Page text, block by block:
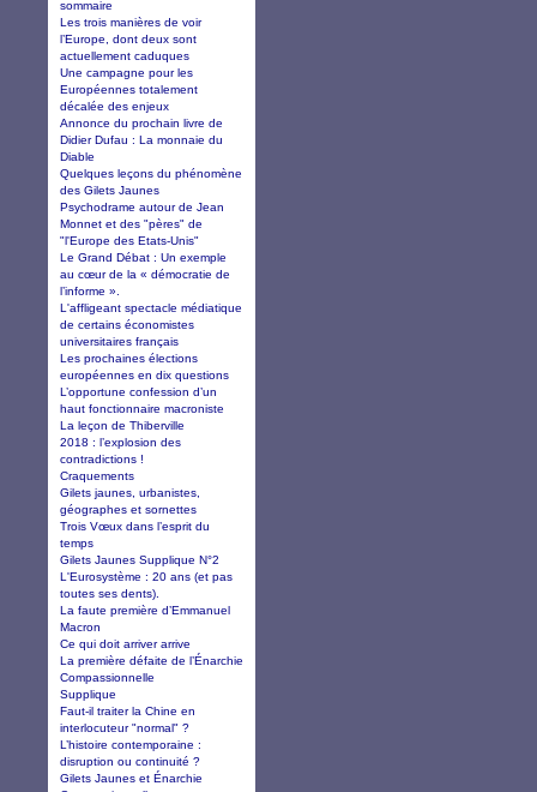
sommaire
Les trois manières de voir
l’Europe, dont deux sont
actuellement caduques
Une campagne pour les
Européennes totalement
décalée des enjeux
Annonce du prochain livre de
Didier Dufau : La monnaie du
Diable
Quelques leçons du phénomène
des Gilets Jaunes
Psychodrame autour de Jean
Monnet et des "pères" de
"l'Europe des Etats-Unis"
Le Grand Débat : Un exemple
au cœur de la « démocratie de
l’informe ».
L'affligeant spectacle médiatique
de certains économistes
universitaires français
Les prochaines élections
européennes en dix questions
L’opportune confession d’un
haut fonctionnaire macroniste
La leçon de Thiberville
2018 : l’explosion des
contradictions !
Craquements
Gilets jaunes, urbanistes,
géographes et sornettes
Trois Vœux dans l’esprit du
temps
Gilets Jaunes Supplique N°2
L'Eurosystème : 20 ans (et pas
toutes ses dents).
La faute première d’Emmanuel
Macron
Ce qui doit arriver arrive
La première défaite de l’Énarchie
Compassionnelle
Supplique
Faut-il traiter la Chine en
interlocuteur "normal" ?
L’histoire contemporaine :
disruption ou continuité ?
Gilets Jaunes et Énarchie